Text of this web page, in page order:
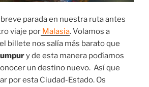
parada en nuestra ruta antes
viaje por Malasia. Volamos a
billete nos salía más barato que
y de esta manera podíamos
un destino nuevo. Así que
por esta Ciudad-Estado. Os